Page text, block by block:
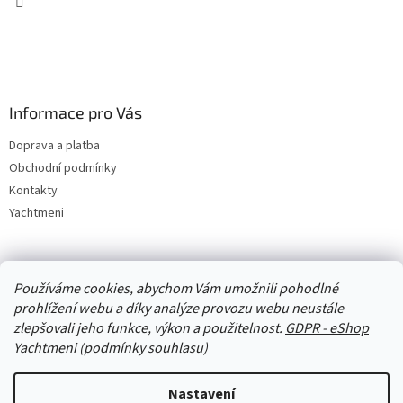
Používáme cookies, abychom Vám umožnili pohodlné
prohlížení webu a díky analýze provozu webu neustále
zlepšovali jeho funkce, výkon a použitelnost. GDPR - eShop
Yachtmeni (podmínky souhlasu)
Nastavení
Informace pro Vás
Doprava a platba
Obchodní podmínky
Kontakty
Yachtmeni
Zboží.cz Heureka.cz Yachtmeni ComGate Payments, a.s.
Vytvořil Shoptet